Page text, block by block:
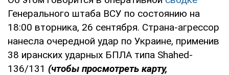
Генерального штаба ВСУ по состоянию на
18:00 вторника, 26 сентября. Страна-агрессор
нанесла очередной удар по Украине, применив
38 иранских ударных БПЛА типа Shahed-
136/131 (чтобы просмотреть карту,